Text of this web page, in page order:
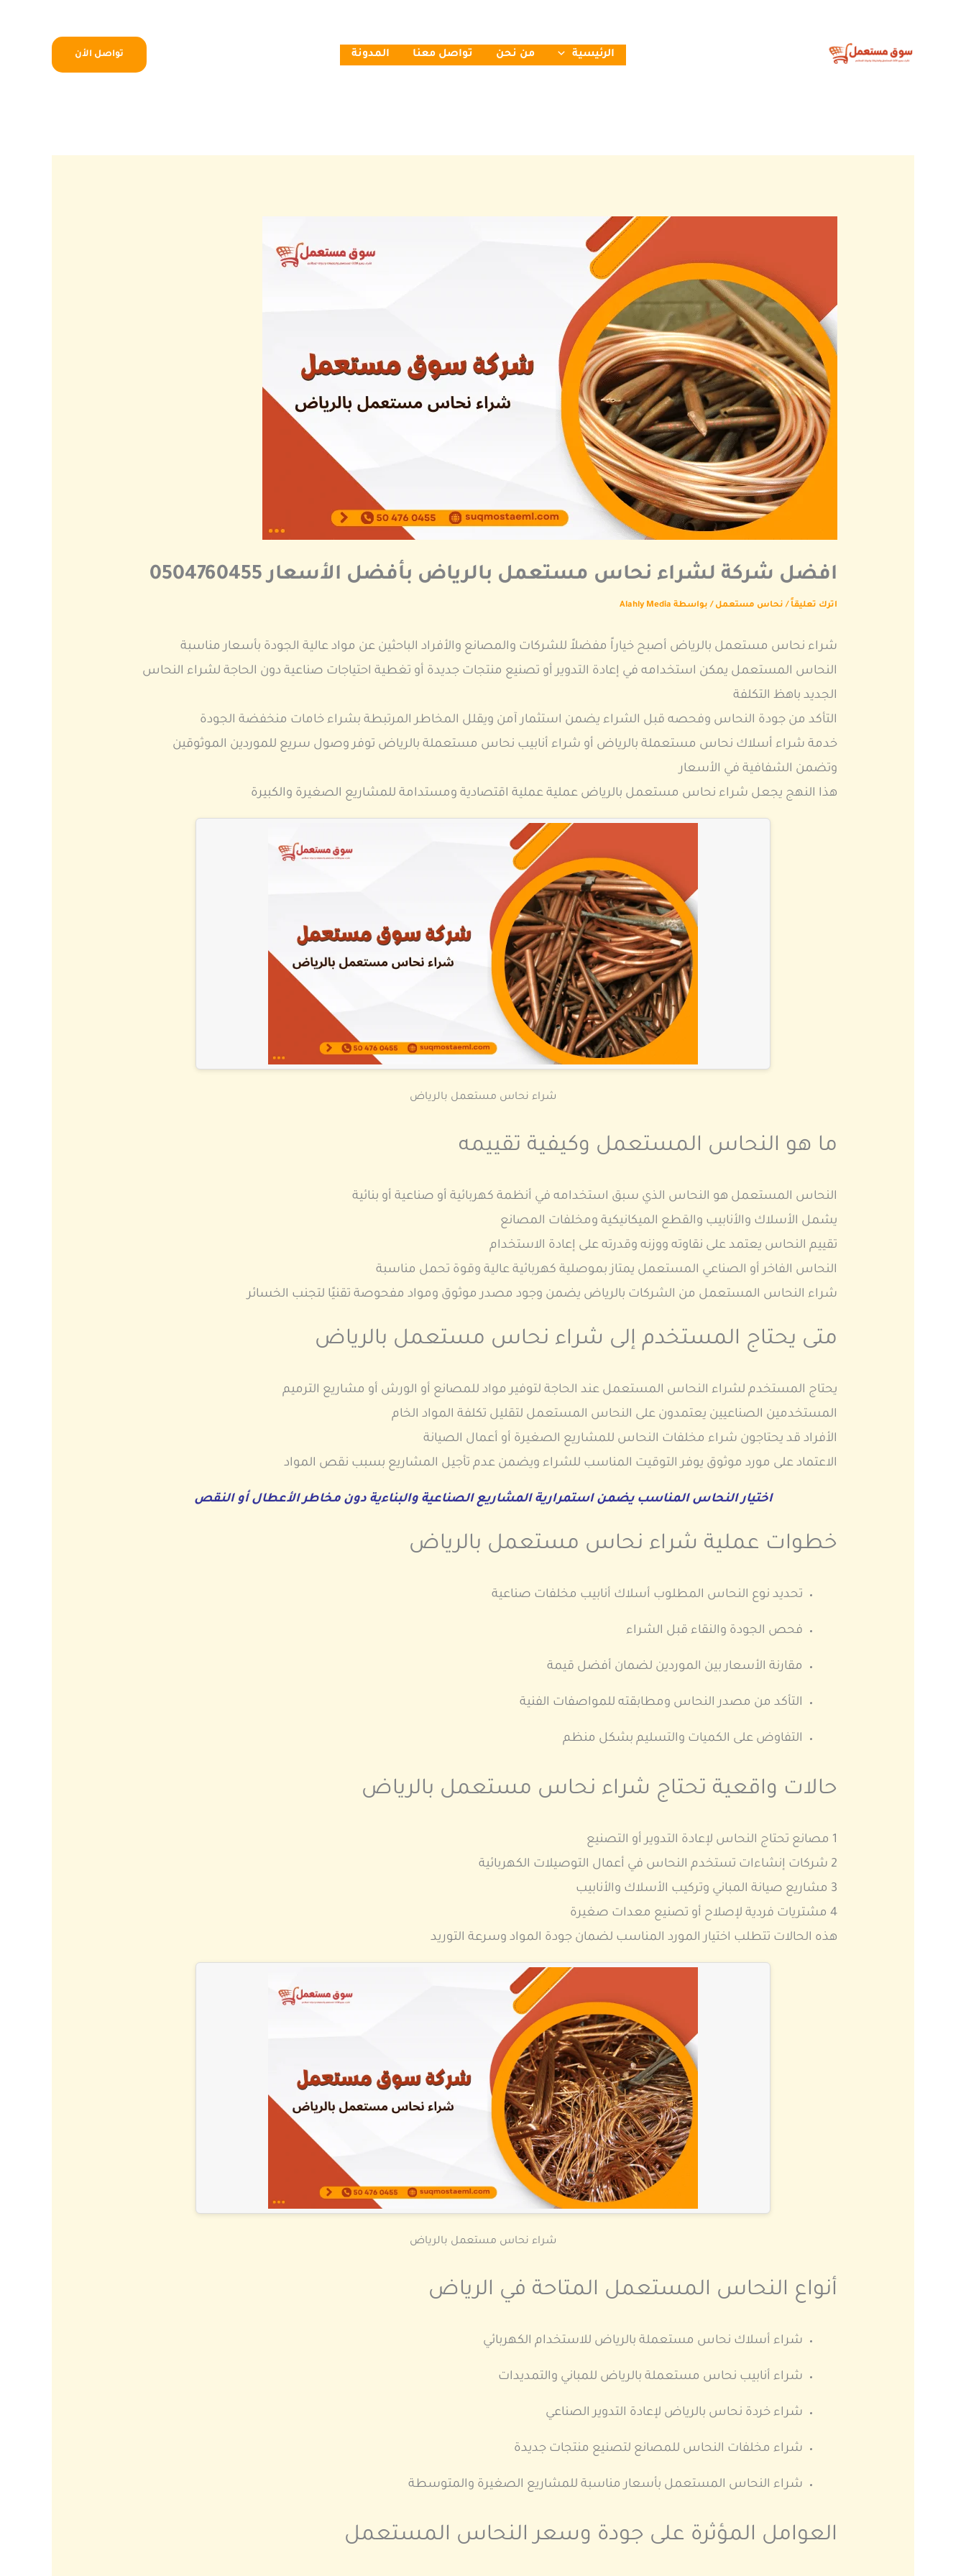
الرئيسية من نحن تواصل معنا المدونة تواصل الأن
افضل شركة لشراء نحاس مستعمل بالرياض بأفضل الأسعار 0504760455
اترك تعليقاً / نحاس مستعمل / بواسطة Alahly Media
شراء نحاس مستعمل بالرياض أصبح خياراً مفضلاً للشركات والمصانع والأفراد الباحثين عن مواد عالية الجودة بأسعار مناسبة
النحاس المستعمل يمكن استخدامه في إعادة التدوير أو تصنيع منتجات جديدة أو تغطية احتياجات صناعية دون الحاجة لشراء النحاس
الجديد باهظ التكلفة
التأكد من جودة النحاس وفحصه قبل الشراء يضمن استثمار آمن ويقلل المخاطر المرتبطة بشراء خامات منخفضة الجودة
خدمة شراء أسلاك نحاس مستعملة بالرياض أو شراء أنابيب نحاس مستعملة بالرياض توفر وصول سريع للموردين الموثوقين
وتضمن الشفافية في الأسعار
هذا النهج يجعل شراء نحاس مستعمل بالرياض عملية عملية اقتصادية ومستدامة للمشاريع الصغيرة والكبيرة
شراء نحاس مستعمل بالرياض
ما هو النحاس المستعمل وكيفية تقييمه
النحاس المستعمل هو النحاس الذي سبق استخدامه في أنظمة كهربائية أو صناعية أو بنائية
يشمل الأسلاك والأنابيب والقطع الميكانيكية ومخلفات المصانع
تقييم النحاس يعتمد على نقاوته ووزنه وقدرته على إعادة الاستخدام
النحاس الفاخر أو الصناعي المستعمل يمتاز بموصلية كهربائية عالية وقوة تحمل مناسبة
شراء النحاس المستعمل من الشركات بالرياض يضمن وجود مصدر موثوق ومواد مفحوصة تقنيًا لتجنب الخسائر
متى يحتاج المستخدم إلى شراء نحاس مستعمل بالرياض
يحتاج المستخدم لشراء النحاس المستعمل عند الحاجة لتوفير مواد للمصانع أو الورش أو مشاريع الترميم
المستخدمين الصناعيين يعتمدون على النحاس المستعمل لتقليل تكلفة المواد الخام
الأفراد قد يحتاجون شراء مخلفات النحاس للمشاريع الصغيرة أو أعمال الصيانة
الاعتماد على مورد موثوق يوفر التوقيت المناسب للشراء ويضمن عدم تأجيل المشاريع بسبب نقص المواد
اختيار النحاس المناسب يضمن استمرارية المشاريع الصناعية والبناءية دون مخاطر الأعطال أو النقص
خطوات عملية شراء نحاس مستعمل بالرياض
تحديد نوع النحاس المطلوب أسلاك أنابيب مخلفات صناعية
فحص الجودة والنقاء قبل الشراء
مقارنة الأسعار بين الموردين لضمان أفضل قيمة
التأكد من مصدر النحاس ومطابقته للمواصفات الفنية
التفاوض على الكميات والتسليم بشكل منظم
حالات واقعية تحتاج شراء نحاس مستعمل بالرياض
1 مصانع تحتاج النحاس لإعادة التدوير أو التصنيع
2 شركات إنشاءات تستخدم النحاس في أعمال التوصيلات الكهربائية
3 مشاريع صيانة المباني وتركيب الأسلاك والأنابيب
4 مشتريات فردية لإصلاح أو تصنيع معدات صغيرة
هذه الحالات تتطلب اختيار المورد المناسب لضمان جودة المواد وسرعة التوريد
شراء نحاس مستعمل بالرياض
أنواع النحاس المستعمل المتاحة في الرياض
شراء أسلاك نحاس مستعملة بالرياض للاستخدام الكهربائي
شراء أنابيب نحاس مستعملة بالرياض للمباني والتمديدات
شراء خردة نحاس بالرياض لإعادة التدوير الصناعي
شراء مخلفات النحاس للمصانع لتصنيع منتجات جديدة
شراء النحاس المستعمل بأسعار مناسبة للمشاريع الصغيرة والمتوسطة
العوامل المؤثرة على جودة وسعر النحاس المستعمل